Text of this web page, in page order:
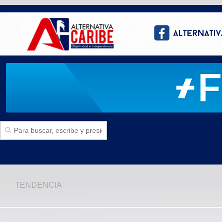
Politica
TENDENCIA